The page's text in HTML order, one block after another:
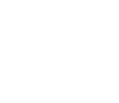
1945